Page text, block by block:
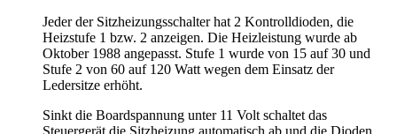
Jeder der Sitzheizungsschalter hat 2 Kontrolldioden, die
Heizstufe 1 bzw. 2 anzeigen. Die Heizleistung wurde ab
Oktober 1988 angepasst. Stufe 1 wurde von 15 auf 30 und
Stufe 2 von 60 auf 120 Watt wegen dem Einsatz der
Ledersitze erhöht.
Sinkt die Boardspannung unter 11 Volt schaltet das
Steuergerät die Sitzheizung automatisch ab und die Dioden